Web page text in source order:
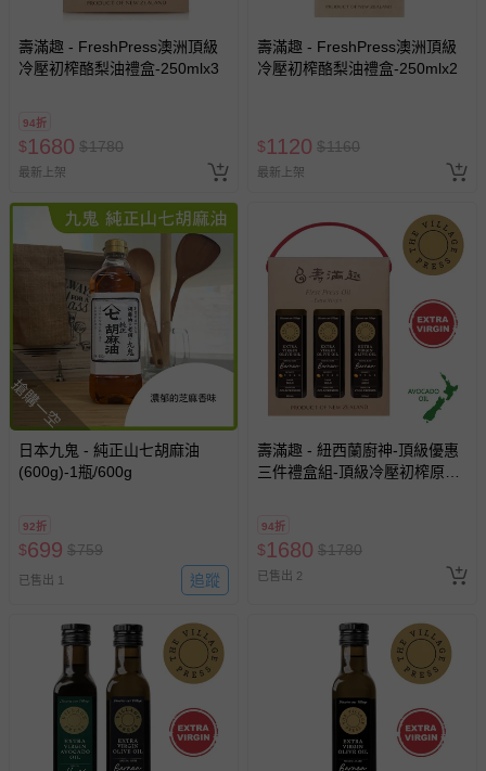
壽滿趣 - FreshPress澳洲頂級
冷壓初榨酪梨油禮盒-250mlx3
94折
$1680 $1780
最新上架
壽滿趣 - FreshPress澳洲頂級
冷壓初榨酪梨油禮盒-250mlx2
$1120 $1160
最新上架
搶購一空
日本九鬼 - 純正山七胡麻油
(600g)-1瓶/600g
92折
$699 $759
已售出 1 追蹤
壽滿趣 - 紐西蘭廚神-頂級優惠
三件禮盒組-頂級冷壓初榨原味
94折
$1680 $1780
已售出 2